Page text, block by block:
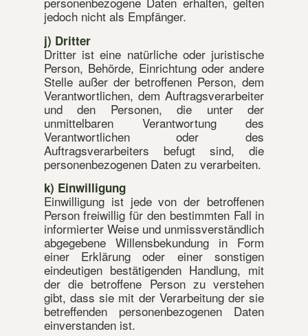
jedoch nicht als Empfänger.
j) Dritter
Dritter ist eine natürliche oder juristische
Person, Behörde, Einrichtung oder andere
Stelle außer der betroffenen Person, dem
Verantwortlichen, dem Auftragsverarbeiter
und den Personen, die unter der
unmittelbaren Verantwortung des
Verantwortlichen oder des
Auftragsverarbeiters befugt sind, die
personenbezogenen Daten zu verarbeiten.
k) Einwilligung
Einwilligung ist jede von der betroffenen
Person freiwillig für den bestimmten Fall in
informierter Weise und unmissverständlich
abgegebene Willensbekundung in Form
einer Erklärung oder einer sonstigen
eindeutigen bestätigenden Handlung, mit
der die betroffene Person zu verstehen
gibt, dass sie mit der Verarbeitung der sie
betreffenden personenbezogenen Daten
einverstanden ist.